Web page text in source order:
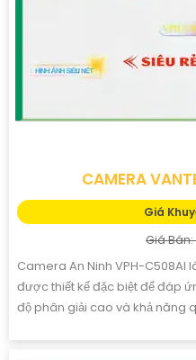
CAMERA
Giá
Giá Bán:
Camera An Ninh VPH-
được thiết kế đặc biệt để đáp
độ phân giải cao và khả năng